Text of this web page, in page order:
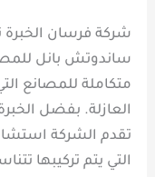
شركة فرسان الخبرة
ساندوتش بانل
متكاملة للمصانع
العازلة. بفضل
تقدم الشركة
التي يتم تركيبها